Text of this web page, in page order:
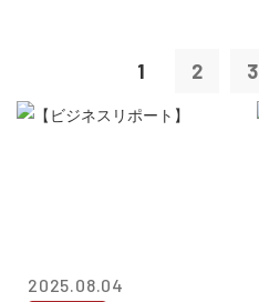
1 2 3
2025.08.04